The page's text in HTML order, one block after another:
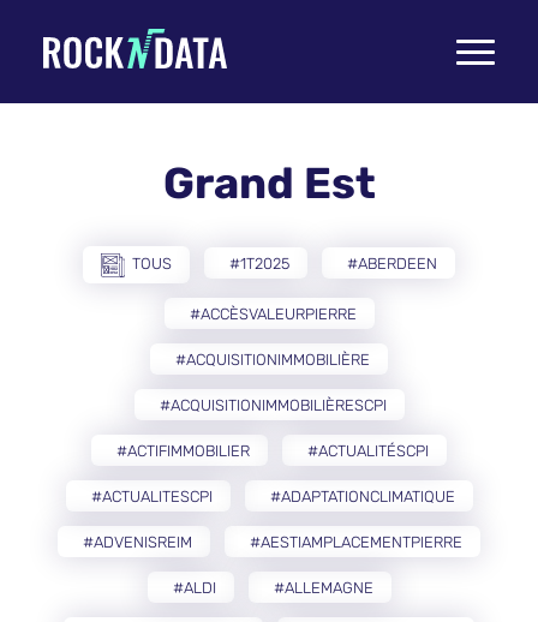
Toggle
Grand Est
TOUS #1T2025 #ABERDEEN
#ACCÈSVALEURPIERRE
#ACQUISITIONIMMOBILIÈRE
#ACQUISITIONIMMOBILIÈRESCPI
#ACTIFIMMOBILIER #ACTUALITÉSCPI
#ACTUALITESCPI #ADAPTATIONCLIMATIQUE
#ADVENISREIM #AESTIAMPLACEMENTPIERRE
#ALDI #ALLEMAGNE